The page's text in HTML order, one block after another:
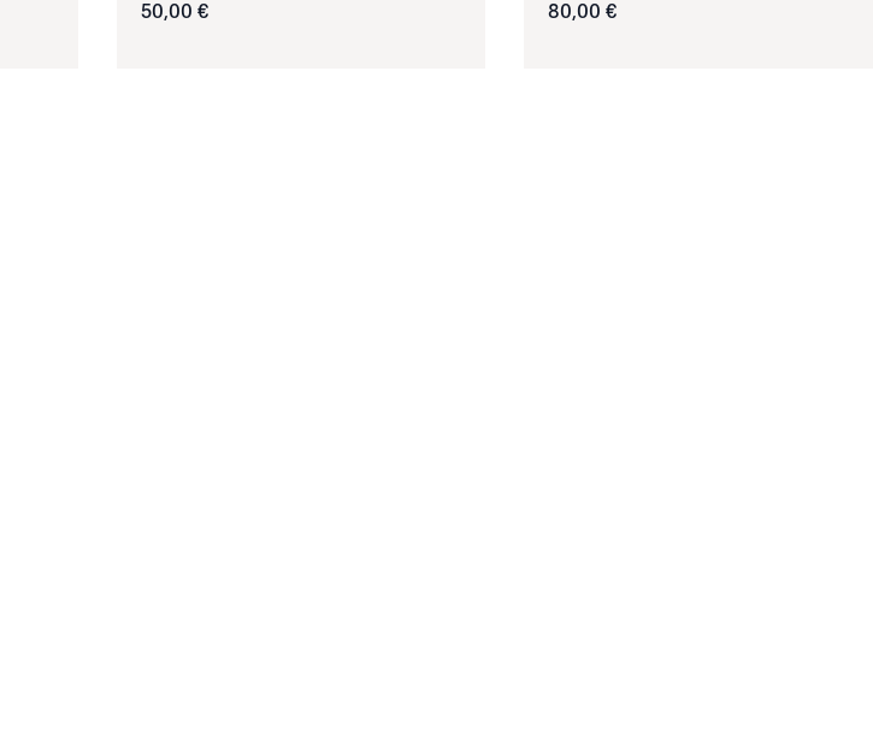
50,00 €
80,00 €